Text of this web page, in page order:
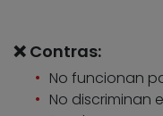
❌ Contras:
No funcionan
No discriminan